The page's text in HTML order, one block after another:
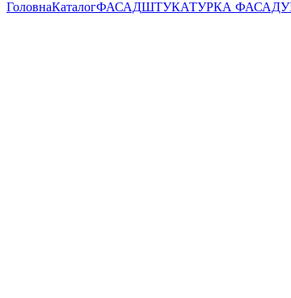
ГоловнаКаталогФАСАДШТУКАТУРКА ФАСАДУ